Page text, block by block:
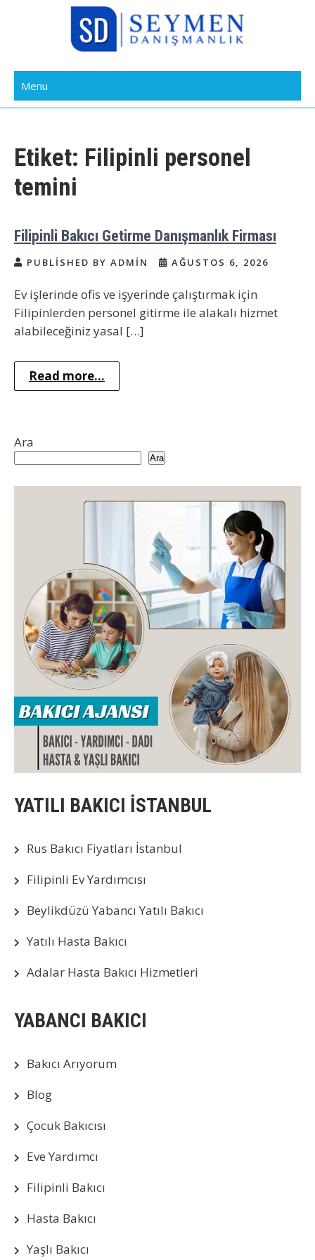
Bakıcı Yardımcı Dadı Danışmanlık
Ajansı İstanbul
Menu
Etiket: Filipinli personel
temini
Filipinli Bakıcı Getirme Danışmanlık Firması
PUBLISHED BY ADMIN AĞUSTOS 6, 2026
Ev işlerinde ofis ve işyerinde çalıştırmak için
Filipinlerden personel gitirme ile alakalı hizmet
alabileceğiniz yasal […]
Read more...
Ara
Ara
YATILI BAKICI İSTANBUL
Rus Bakıcı Fiyatları İstanbul
Filipinli Ev Yardımcısı
Beylikdüzü Yabancı Yatılı Bakıcı
Yatılı Hasta Bakıcı
Adalar Hasta Bakıcı Hizmetleri
YABANCI BAKICI
Bakıcı Arıyorum
Blog
Çocuk Bakıcısı
Eve Yardımcı
Filipinli Bakıcı
Hasta Bakıcı
Yaşlı Bakıcı